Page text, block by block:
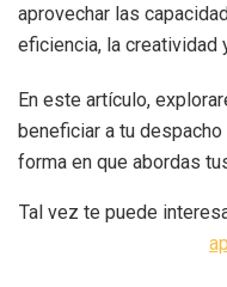
aprovechar las
eficiencia, la creatividad
En este artículo,
beneficiar a tu
forma en que abordas
Tal vez te puede